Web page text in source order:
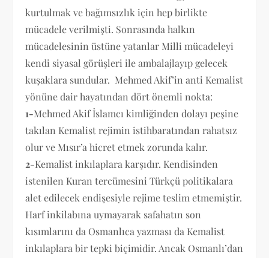
kurtulmak ve bağımsızlık için hep birlikte
mücadele verilmişti. Sonrasında halkın
mücadelesinin üstüne yatanlar Milli mücadeleyi
kendi siyasal görüşleri ile ambalajlayıp gelecek
kuşaklara sundular. Mehmed Akif’in anti Kemalist
yönüne dair hayatından dört önemli nokta:
1-Mehmed Akif İslamcı kimliğinden dolayı peşine
takılan Kemalist rejimin istihbaratından rahatsız
olur ve Mısır’a hicret etmek zorunda kalır.
2-Kemalist inkılaplara karşıdır. Kendisinden
istenilen Kuran tercümesini Türkçü politikalara
alet edilecek endişesiyle rejime teslim etmemiştir.
Harf inkilabına uymayarak safahatın son
kısımlarını da Osmanlıca yazması da Kemalist
inkılaplara bir tepki biçimidir. Ancak Osmanlı’dan